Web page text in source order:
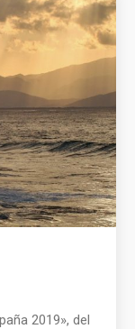
2019», del